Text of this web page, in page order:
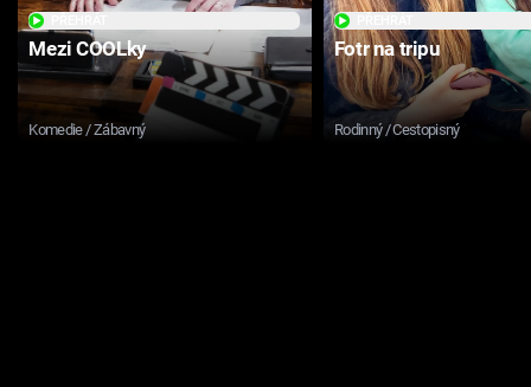
Mezi COOLky
Komedie / Zábavný
Fotr na tripu
Rodinný / Cestopisný